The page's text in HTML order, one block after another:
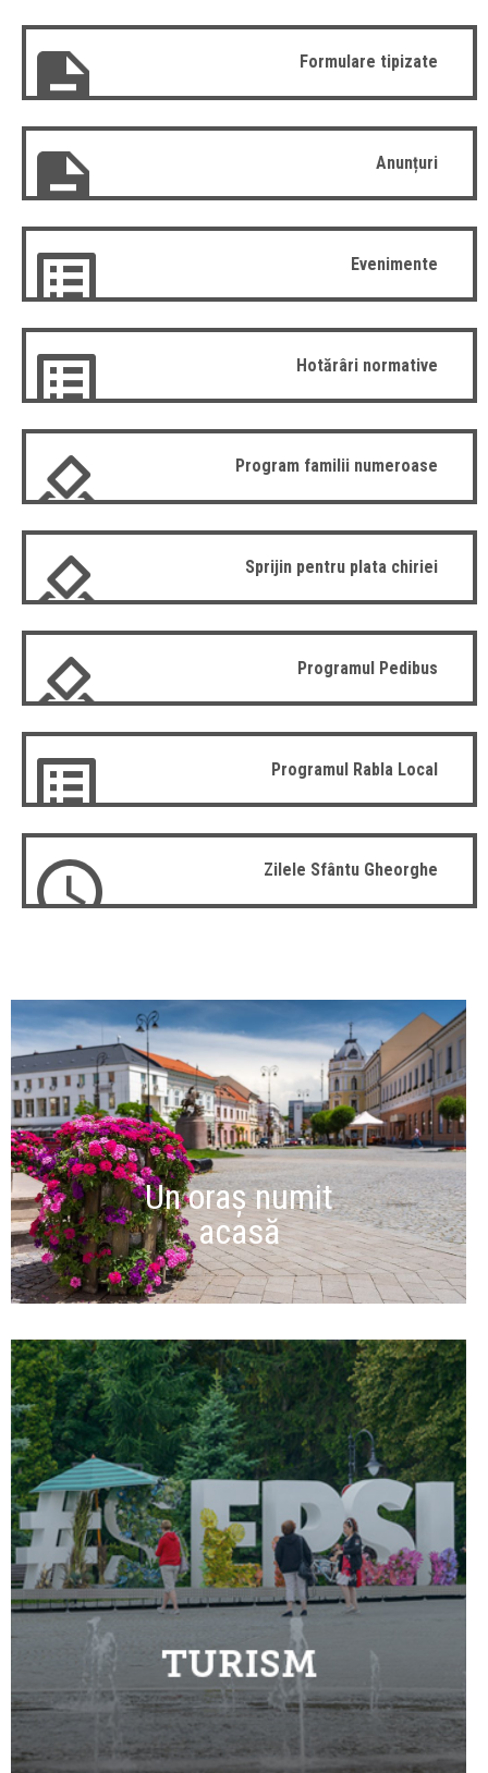
Formulare tipizate
Anunțuri
Evenimente
Hotărâri normative
Program familii numeroase
Sprijin pentru plata chiriei
Programul Pedibus
Programul Rabla Local
Zilele Sfântu Gheorghe
Un oraș numit
acasă